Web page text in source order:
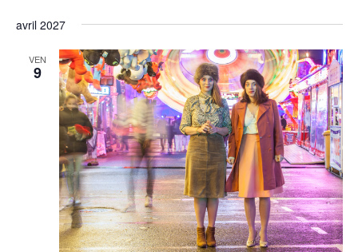
avril 2027
VEN
9